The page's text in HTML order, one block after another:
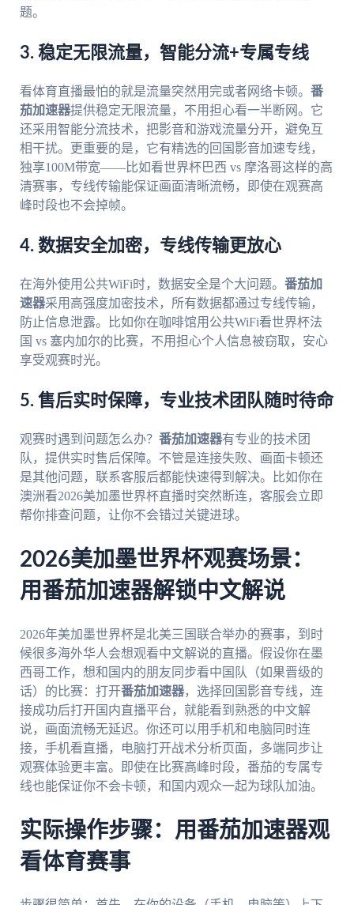
题。
3. 稳定无限流量，智能分流+专属专线
看体育直播最怕的就是流量突然用完或者网络卡顿。 番
茄加速器提供稳定无限流量，不用担心看一半断网。它
还采用智能分流技术，把影音和游戏流量分开，避免互
相干扰。更重要的是，它有精选的回国影音加速专线，
独享100M带宽——比如看世界杯巴西 vs 摩洛哥这样的高
清赛事，专线传输能保证画面清晰流畅，即使在观赛高
峰时段也不会掉帧。
4. 数据安全加密，专线传输更放心
在海外使用公共WiFi时，数据安全是个大问题。 番茄加
速器采用高强度加密技术，所有数据都通过专线传输，
防止信息泄露。比如你在咖啡馆用公共WiFi看世界杯法
国 vs 塞内加尔的比赛，不用担心个人信息被窃取，安心
享受观赛时光。
5. 售后实时保障，专业技术团队随时待命
观赛时遇到问题怎么办？ 番茄加速器有专业的技术团
队，提供实时售后保障。不管是连接失败、画面卡顿还
是其他问题，联系客服后都能快速得到解决。比如你在
澳洲看2026美加墨世界杯直播时突然断连，客服会立即
帮你排查问题，让你不会错过关键进球。
2026美加墨世界杯观赛场景：
用番茄加速器解锁中文解说
2026年美加墨世界杯是北美三国联合举办的赛事，到时
候很多海外华人会想观看中文解说的直播。假设你在墨
西哥工作，想和国内的朋友同步看中国队（如果晋级的
话）的比赛：打开番茄加速器，选择回国影音专线，连
接成功后打开国内直播平台，就能看到熟悉的中文解
说，画面流畅无延迟。你还可以用手机和电脑同时连
接，手机看直播，电脑打开战术分析页面，多端同步让
观赛体验更丰富。即使在比赛高峰时段，番茄的专属专
线也能保证你不会卡顿，和国内观众一起为球队加油。
实际操作步骤：用番茄加速器观
看体育赛事